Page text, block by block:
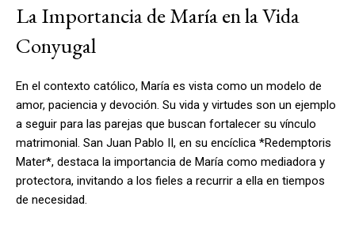
La Importancia de María en la Vida
Conyugal
En el contexto católico, María es vista como un modelo de
amor, paciencia y devoción. Su vida y virtudes son un ejemplo
a seguir para las parejas que buscan fortalecer su vínculo
matrimonial. San Juan Pablo II, en su encíclica *Redemptoris
Mater*, destaca la importancia de María como mediadora y
protectora, invitando a los fieles a recurrir a ella en tiempos
de necesidad.